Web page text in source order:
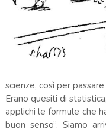
scienze, così per
Erano quesiti di
applichi le formule che
buon senso”. Siamo